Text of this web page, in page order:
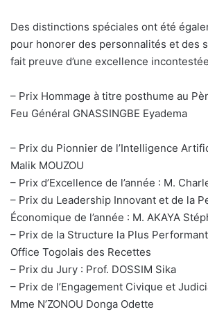
Des distinctions spéciales ont été
pour honorer des personnalités et des
fait preuve d’une excellence
– Prix Hommage à titre posthume au
Feu Général GNASSINGBE Eyadema
– Prix du Pionnier de l’Intelligence
Malik MOUZOU
– Prix d’Excellence de l’année : M.
– Prix du Leadership Innovant et de la
Économique de l’année : M. AKAYA
– ⁠Prix de la Structure la Plus
Office Togolais des Recettes
– Prix du Jury : Prof. DOSSIM Sika
– Prix de l’Engagement Civique et
Mme N’ZONOU Donga Odette